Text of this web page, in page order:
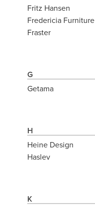
Fritz Hansen
Fredericia Furniture
Fraster
G
Getama
H
Heine Design
Haslev
K